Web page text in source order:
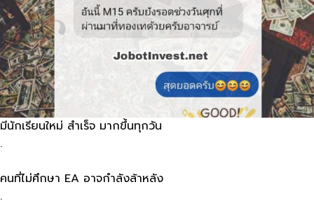
มีนักเรียนใหม่​ สำเร็จ​ มากขึ้นทุกวัน
.
คนที่ไม่ศึกษา​ EA​ อาจกำลังล้าหลัง
.